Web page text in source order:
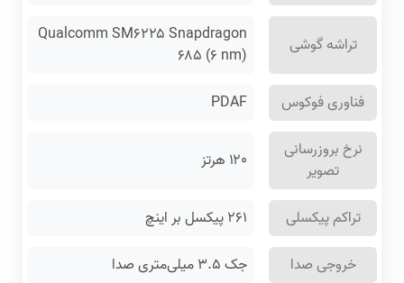
تراشه گوشی
Qualcomm SM۶۲۲۵ Snapdragon
۶۸۵ (۶ nm)
فناوری فوکوس
PDAF
نرخ بروزرسانی
تصویر
۱۲۰ هرتز
تراکم پیکسلی
۲۶۱ پیکسل بر اینچ
خروجی صدا
جک ۳.۵ میلی‌متری صدا